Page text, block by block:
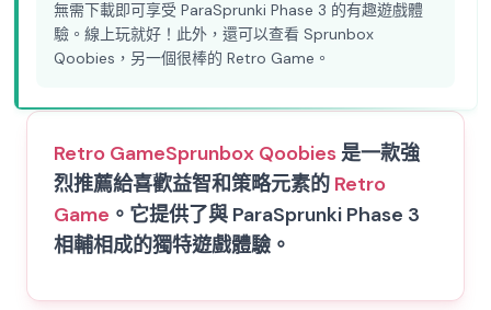
無需下載即可享受 ParaSprunki Phase 3 的有趣遊戲體
驗。線上玩就好！此外，還可以查看 Sprunbox
Qoobies，另一個很棒的 Retro Game。
Retro GameSprunbox Qoobies是一款強
烈推薦給喜歡益智和策略元素的 Retro
Game 。它提供了與 ParaSprunki Phase 3
相輔相成的獨特遊戲體驗。